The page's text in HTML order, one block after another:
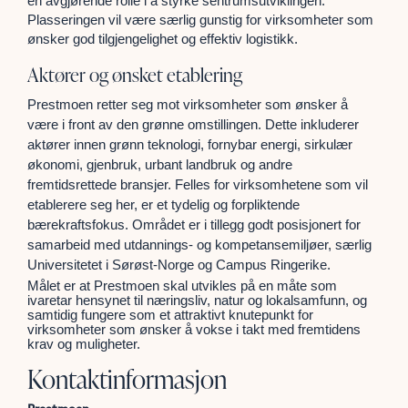
Plasseringen vil være særlig gunstig for virksomheter som
ønsker god tilgjengelighet og effektiv logistikk.
Aktører og ønsket etablering
Prestmoen retter seg mot virksomheter som ønsker å
være i front av den grønne omstillingen. Dette inkluderer
aktører innen grønn teknologi, fornybar energi, sirkulær
økonomi, gjenbruk, urbant landbruk og andre
fremtidsrettede bransjer. Felles for virksomhetene som vil
etablerere seg her, er et tydelig og forpliktende
bærekraftsfokus. Området er i tillegg godt posisjonert for
samarbeid med utdannings- og kompetansemiljøer, særlig
Universitetet i Sørøst-Norge og Campus Ringerike.
Målet er at Prestmoen skal utvikles på en måte som
ivaretar hensynet til næringsliv, natur og lokalsamfunn, og
samtidig fungere som et attraktivt knutepunkt for
virksomheter som ønsker å vokse i takt med fremtidens
krav og muligheter.
Kontaktinformasjon